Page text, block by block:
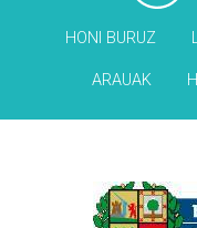
HONI BURUZ
ARAUAK